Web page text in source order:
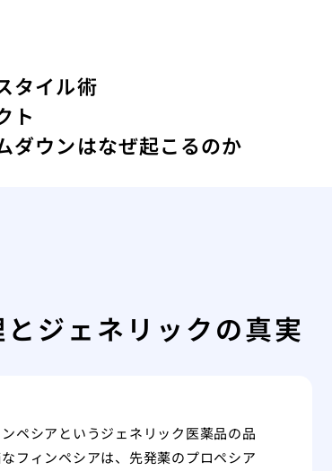
タイル術
ト
ダウンはなぜ起こるのか
ジェネリックの真実
ペシアというジェネリック医薬品の品
フィンペシアは、先発薬のプロペシア